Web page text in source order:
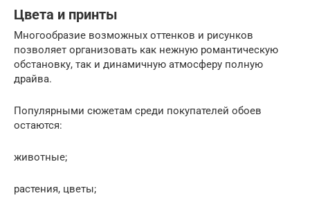
Цвета и принты
Многообразие возможных оттенков и рисунков
позволяет организовать как нежную романтическую
обстановку, так и динамичную атмосферу полную
драйва.
Популярными сюжетам среди покупателей обоев
остаются:
животные;
растения, цветы;